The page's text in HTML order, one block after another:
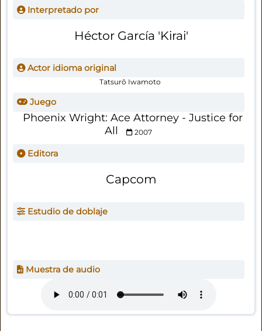
Interpretado por
Héctor García 'Kirai'
Actor idioma original
Tatsurô Iwamoto
Juego
Phoenix Wright: Ace Attorney - Justice for
All
2007
Editora
Capcom
Estudio de doblaje
Muestra de audio